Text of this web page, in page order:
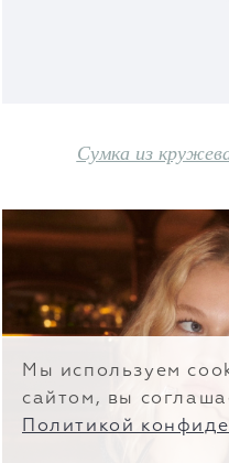
Сумка из
Мы используем
сайтом, вы
Политикой